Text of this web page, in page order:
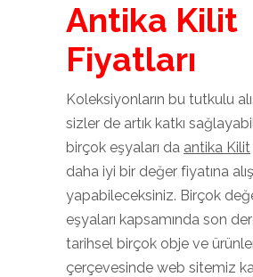
Antika Kilit
Fiyatları
Koleksiyonların bu tutkulu
sizler de artık katkı
birçok eşyaları da antika Kilit
daha iyi bir değer fiyatına
yapabileceksiniz. Birçok
eşyaları kapsamında son
tarihsel birçok obje ve
çerçevesinde web sitemiz